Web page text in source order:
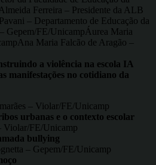
Ferreira – Presidente da ALB
– Departamento de Educação da
Gepem/FE/UnicampÁurea Maria
Maria Falcão de Aragão –
a violência na escola IA
manifestações no cotidiano da
– Violar/FE/Unicamp
urbanas e o contexto escolar
Violar/FE/Unicamp
bullying
– Gepem/FE/Unicamp